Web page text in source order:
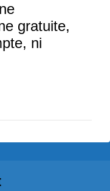
gratuite,
ni